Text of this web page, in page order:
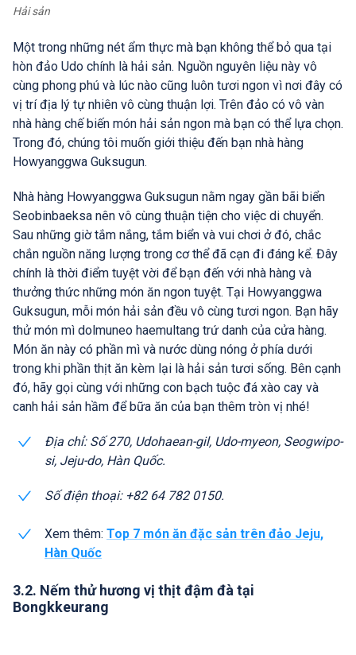
Hải sản
Một trong những nét ẩm thực mà bạn không thể bỏ qua tại
hòn đảo Udo chính là hải sản. Nguồn nguyên liệu này vô
cùng phong phú và lúc nào cũng luôn tươi ngon vì nơi đây có
vị trí địa lý tự nhiên vô cùng thuận lợi. Trên đảo có vô vàn
nhà hàng chế biến món hải sản ngon mà bạn có thể lựa chọn.
Trong đó, chúng tôi muốn giới thiệu đến bạn nhà hàng
Howyanggwa Guksugun.
Nhà hàng Howyanggwa Guksugun nằm ngay gần bãi biển
Seobinbaeksa nên vô cùng thuận tiện cho việc di chuyển.
Sau những giờ tắm nắng, tắm biển và vui chơi ở đó, chắc
chắn nguồn năng lượng trong cơ thể đã cạn đi đáng kể. Đây
chính là thời điểm tuyệt vời để bạn đến với nhà hàng và
thưởng thức những món ăn ngon tuyệt. Tại Howyanggwa
Guksugun, mỗi món hải sản đều vô cùng tươi ngon. Bạn hãy
thử món mì dolmuneo haemultang trứ danh của cửa hàng.
Món ăn này có phần mì và nước dùng nóng ở phía dưới
trong khi phần thịt ăn kèm lại là hải sản tươi sống. Bên cạnh
đó, hãy gọi cùng với những con bạch tuộc đá xào cay và
canh hải sản hầm để bữa ăn của bạn thêm tròn vị nhé!
Địa chỉ: Số 270, Udohaean-gil, Udo-myeon, Seogwipo-
si, Jeju-do, Hàn Quốc.
Số điện thoại: +82 64 782 0150.
Xem thêm: Top 7 món ăn đặc sản trên đảo Jeju,
Hàn Quốc
3.2. Nếm thử hương vị thịt đậm đà tại
Bongkkeurang